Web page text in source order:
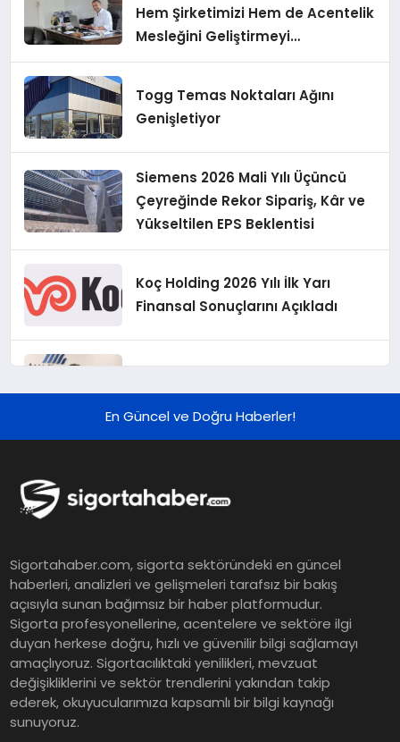
Hem Şirketimizi Hem de Acentelik
Mesleğini Geliştirmeyi
Hedefliyoruz”
Togg Temas Noktaları Ağını
Genişletiyor
Siemens 2026 Mali Yılı Üçüncü
Çeyreğinde Rekor Sipariş, Kâr ve
Yükseltilen EPS Beklentisi
Koç Holding 2026 Yılı İlk Yarı
Finansal Sonuçlarını Açıkladı
Grup Müdürü Olarak Atandı
ürünleri uzun vadeyi tutuyor
Şekerbank 2026 İlk Yarı Finansal
Sonuçları
ING Türkiye 2026 Yılının İlk
Yarısına İlişkin Konsolide Finansal
Sonuçlarını Açıkladı
En Güncel ve Doğru Haberler!
Sigortahaber.com, sigorta sektöründeki en güncel
haberleri, analizleri ve gelişmeleri tarafsız bir bakış
açısıyla sunan bağımsız bir haber platformudur.
Sigorta profesyonellerine, acentelere ve sektöre ilgi
duyan herkese doğru, hızlı ve güvenilir bilgi sağlamayı
amaçlıyoruz. Sigortacılıktaki yenilikleri, mevzuat
değişikliklerini ve sektör trendlerini yakından takip
ederek, okuyucularımıza kapsamlı bir bilgi kaynağı
sunuyoruz.